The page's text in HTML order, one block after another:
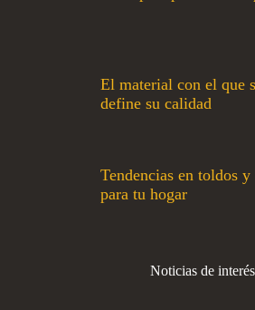
El material con el que
define su calidad
Tendencias en toldos
para tu hogar
Noticias de interés